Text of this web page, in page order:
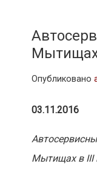
Опубликовано
03.11.2016
Мытищах в III